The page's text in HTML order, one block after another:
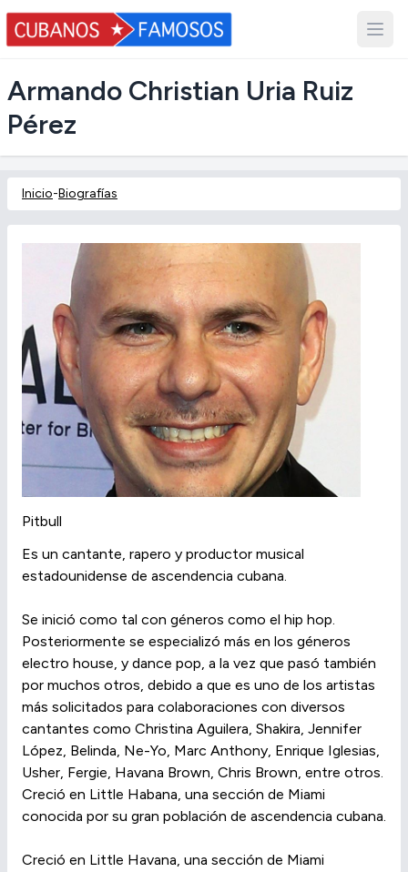
Armando Christian Uria Ruiz
Pérez
Inicio-Biografías
Pitbull
Es un cantante, rapero y productor musical
estadounidense de ascendencia cubana.
Se inició como tal con géneros como el hip hop.
Posteriormente se especializó más en los géneros
electro house, y dance pop, a la vez que pasó también
por muchos otros, debido a que es uno de los artistas
más solicitados para colaboraciones con diversos
cantantes como Christina Aguilera, Shakira, Jennifer
López, Belinda, Ne-Yo, Marc Anthony, Enrique Iglesias,
Usher, Fergie, Havana Brown, Chris Brown, entre otros.
Creció en Little Habana, una sección de Miami
conocida por su gran población de ascendencia cubana.
Creció en Little Havana, una sección de Miami